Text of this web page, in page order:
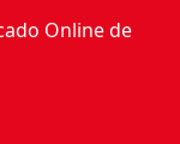
Online de